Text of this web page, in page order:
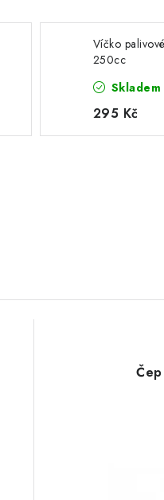
Víčko
250cc
Skladem
295 Kč